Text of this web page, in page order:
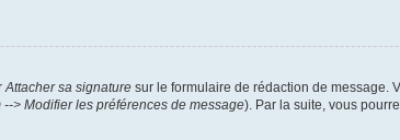
Attacher sa signature sur le formulaire de rédaction de message.
> Modifier les préférences de message). Par la suite, vous